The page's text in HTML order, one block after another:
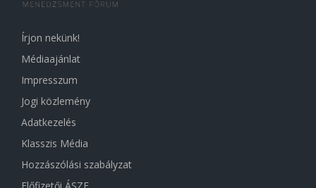
Írjon nekünk!
Médiaajánlat
Impresszum
Jogi közlemény
Adatkezelés
Klasszis Média
Hozzászólási szabályzat
Előfizetői ÁSZF